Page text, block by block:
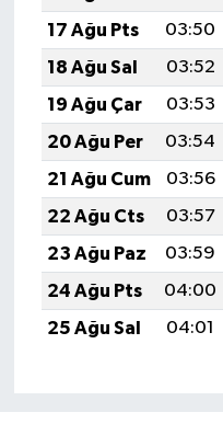
17 Ağu Pts
03:50
18 Ağu Sal
03:52
19 Ağu Çar
03:53
20 Ağu Per
03:54
21 Ağu Cum
03:56
22 Ağu Cts
03:57
23 Ağu Paz
03:59
24 Ağu Pts
04:00
25 Ağu Sal
04:01